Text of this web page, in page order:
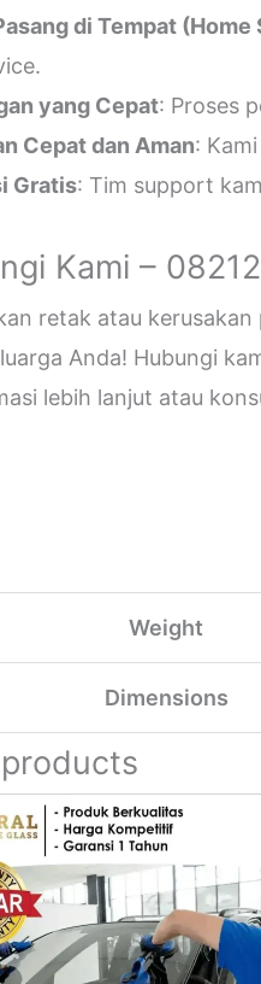
di Tempat
yang Cepat: Proses
Cepat dan Aman:
Gratis: Tim support
Kami –
retak atau
Anda! Hubungi
lebih lanjut atau
Weight
Dimensions